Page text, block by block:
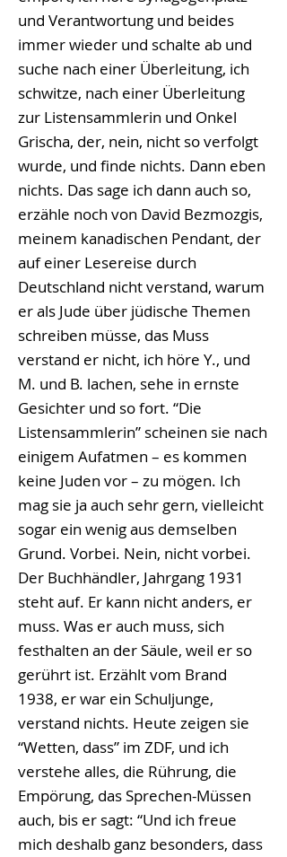
und Verantwortung und beides
immer wieder und schalte ab und
suche nach einer Überleitung, ich
schwitze, nach einer Überleitung
zur Listensammlerin und Onkel
Grischa, der, nein, nicht so verfolgt
wurde, und finde nichts. Dann eben
nichts. Das sage ich dann auch so,
erzähle noch von David Bezmozgis,
meinem kanadischen Pendant, der
auf einer Lesereise durch
Deutschland nicht verstand, warum
er als Jude über jüdische Themen
schreiben müsse, das Muss
verstand er nicht, ich höre Y., und
M. und B. lachen, sehe in ernste
Gesichter und so fort. “Die
Listensammlerin” scheinen sie nach
einigem Aufatmen – es kommen
keine Juden vor – zu mögen. Ich
mag sie ja auch sehr gern, vielleicht
sogar ein wenig aus demselben
Grund. Vorbei. Nein, nicht vorbei.
Der Buchhändler, Jahrgang 1931
steht auf. Er kann nicht anders, er
muss. Was er auch muss, sich
festhalten an der Säule, weil er so
gerührt ist. Erzählt vom Brand
1938, er war ein Schuljunge,
verstand nichts. Heute zeigen sie
“Wetten, dass” im ZDF, und ich
verstehe alles, die Rührung, die
Empörung, das Sprechen-Müssen
auch, bis er sagt: “Und ich freue
mich deshalb ganz besonders, dass